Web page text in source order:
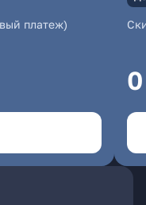
платеж)
0